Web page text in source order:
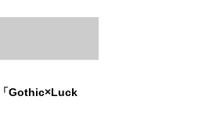
Gothic×Luck